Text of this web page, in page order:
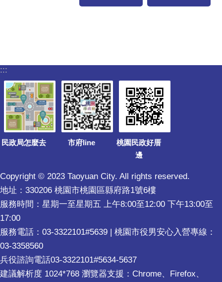
:::
民政局怎麼去 市府line
桃園民政好厝
邊
Copyright © 2023 Taoyuan City. All rights reserved.
地址：330206 桃園市桃園區縣府路1號6樓
服務時間：星期一至星期五 上午8:00至12:00 下午13:00至
17:00
服務電話：03-3322101#5639 | 桃園市役男安心入營專線：
03-3358560
兵役諮詢電話03-3322101#5634-5637
建議解析度 1024*768 瀏覽器支援：Chrome、Firefox、